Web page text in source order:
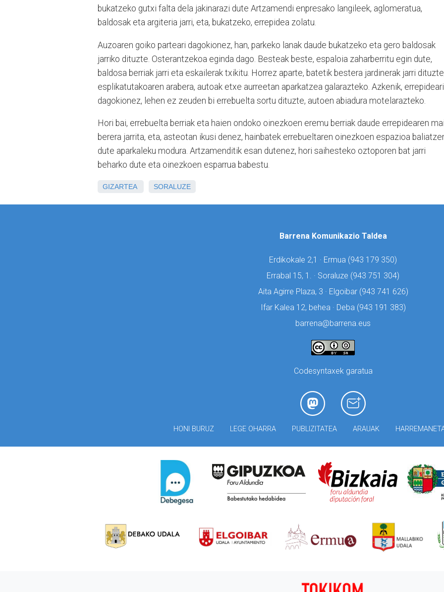
bukatzeko gutxi falta dela jakinarazi dute Artzamendi enpresako langileek, aglomeratua,
baldosak eta argiteria jarri, eta, bukatzeko, errepidea zolatu.
Auzoaren goiko parteari dagokionez, han, parkeko lanak daude bukatzeko eta gero baldosak
jarriko dituzte. Osterantzekoa eginda dago. Besteak beste, espaloia zaharberritu egin dute,
baldosa berriak jarri eta eskailerak txikitu. Horrez aparte, batetik bestera jardinerak jarri
esplikatutakoaren arabera, autoak etxe aurreetan aparkatzea galarazteko. Azkenik, errepideari
dagokionez, lehen ez zeuden bi errebuelta sortu dituzte, autoen abiadura motelarazteko.
Hori bai, errebuelta berriak eta haien ondoko oinezkoen eremu berriak daude errepidearen
berera jarrita, eta, asteotan ikusi denez, hainbatek errebueltaren oinezkoen espazioa
dute aparkaleku modura. Artzamenditik esan dutenez, hori saihesteko oztoporen bat jarri
beharko dute eta oinezkoen esparrua babestu.
GIZARTEA SORALUZE
Barrena Komunikazio Taldea
Erdikokale 2,1 · Ermua (943 179 350)
Errabal 15, 1. · Soraluze (943 751 304)
Aita Agirre Plaza, 3 · Elgoibar (943 741 626)
Ifar Kalea 12, behea · Deba (943 191 383)
barrena@barrena.eus
Codesyntaxek garatua
HONI BURUZ LEGE OHARRA PUBLIZITATEA ARAUAK